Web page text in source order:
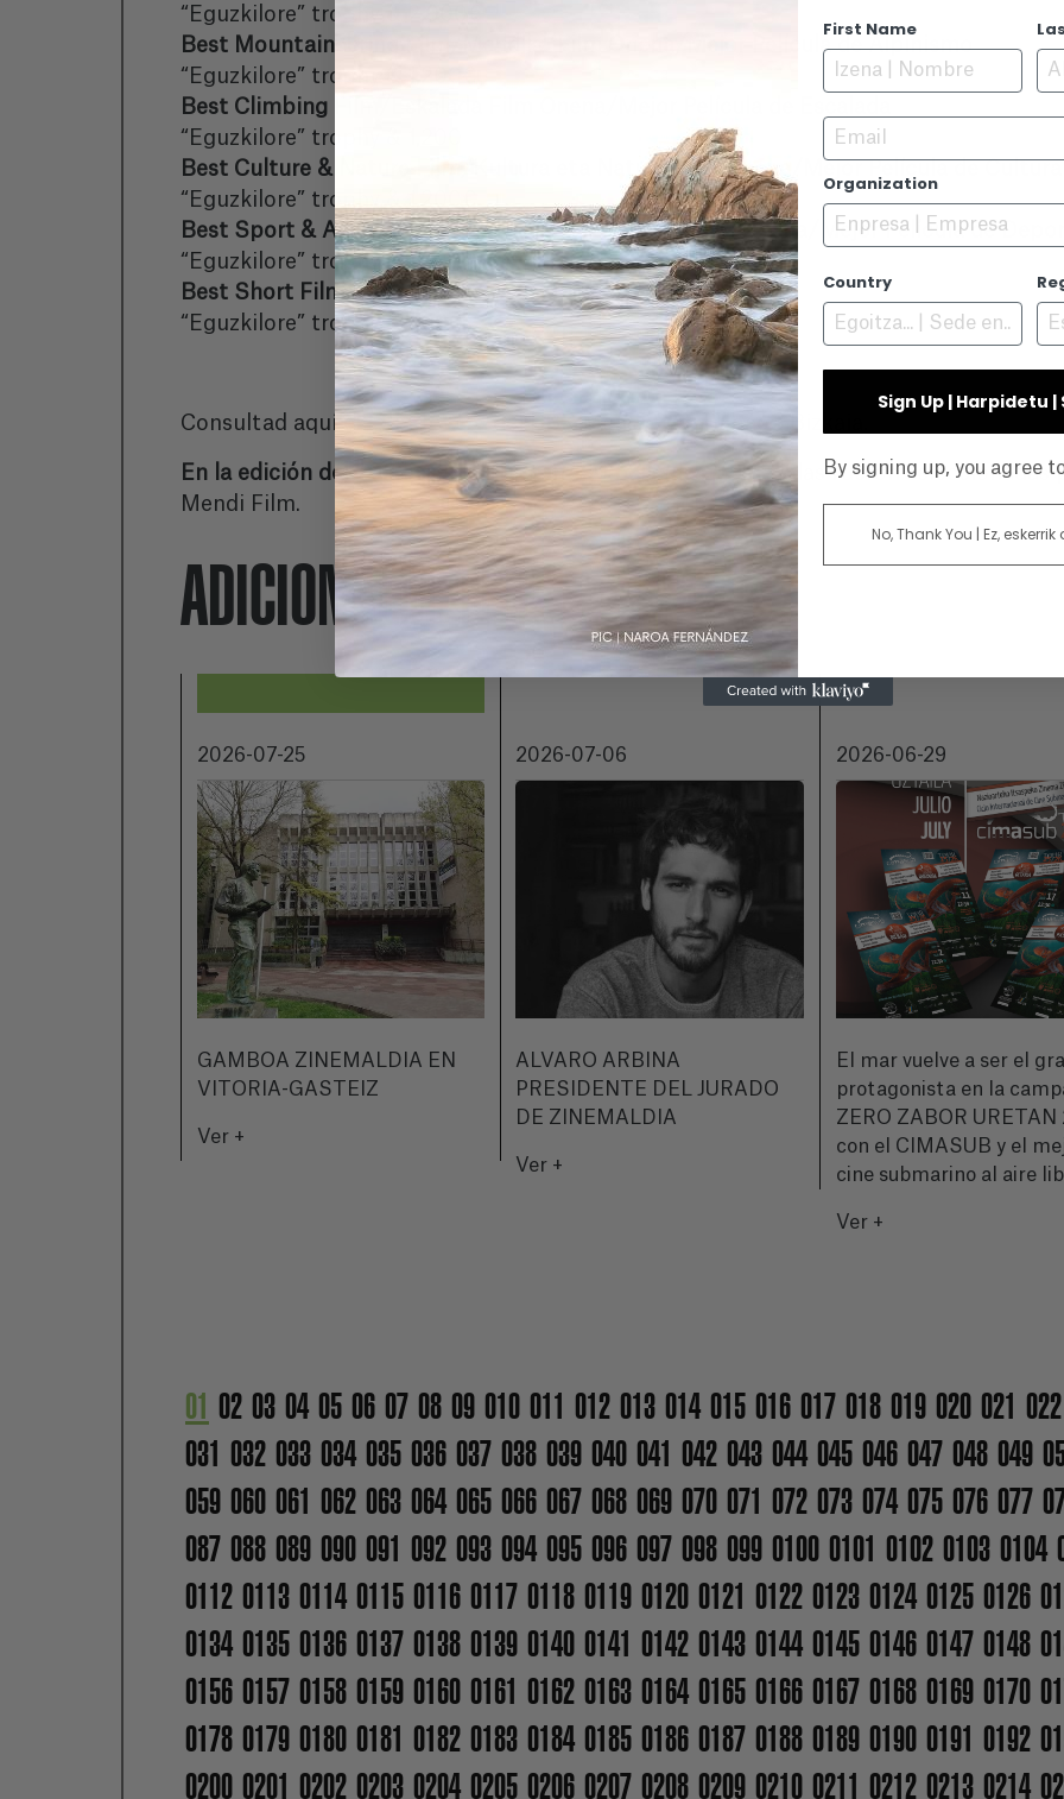
“Eguzkilore” trophy & 2,000€
Best Mountaineering Film/Mendiko Film Onena/Mejor Película de Alpinismo
“Eguzkilore” trophy & 1,200€
Best Climbing Film/Eskalada Film Onena/Mejor Película de Escalada
“Eguzkilore” trophy & 1,200
Best Culture & Nature Film/Kultura eta Natura Film Onena/Mejor Película de Cultura
“Eguzkilore” trophy & 1,200€
Best Sport & Adventure Film/Kirol eta Abentura Film Onena/Mejor Película de
“Eguzkilore” trophy & 1,200€
Best Short Film/Film Labur Onena/Mejor Cortometraje
“Eguzkilore” trophy & 1,000€
Consultad aquí elPALMARESdel BBK Mendi Film Bilbao - Bizkaia.
En la edición del 2022 se inscribieron 190 películas.
59 de ellas fueron
Mendi Film.
ADICIONALMENTE
2026-07-25
GAMBOA ZINEMALDIA EN
VITORIA-GASTEIZ
Ver +
2026-07-06
ALVARO ARBINA
PRESIDENTE DEL JURADO
DE ZINEMALDIA
Ver +
2026-06-29
El mar vuelve a ser el
protagonista en la
ZERO ZABOR URETAN
con el CIMASUB y el
cine submarino al aire
Ver +
01 02 03 04 05 06 07 08 09 010 011 012 013 014 015 016 017 018 019 020 021 022
031 032 033 034 035 036 037 038 039 040 041 042 043 044 045 046 047 048 049
059 060 061 062 063 064 065 066 067 068 069 070 071 072 073 074 075 076 077
087 088 089 090 091 092 093 094 095 096 097 098 099 0100 0101 0102 0103 0104
0112 0113 0114 0115 0116 0117 0118 0119 0120 0121 0122 0123 0124 0125 0126
0134 0135 0136 0137 0138 0139 0140 0141 0142 0143 0144 0145 0146 0147 0148
0156 0157 0158 0159 0160 0161 0162 0163 0164 0165 0166 0167 0168 0169 0170
0178 0179 0180 0181 0182 0183 0184 0185 0186 0187 0188 0189 0190 0191 0192
0200 0201 0202 0203 0204 0205 0206 0207 0208 0209 0210 0211 0212 0213 0214
First Name
Email
Organization
Country
Sign Up | Harpidetu
By signing up, you agree
No, Thank You | Ez,